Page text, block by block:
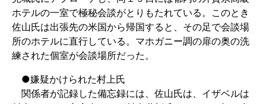
ホテルの一室で極秘会談がとりもたれている。このとき
佐山氏は出張先の米国から帰国すると、その足で会談場
所のホテルに直行している。マホガニー調の扉の奥の洗
練された個室が会談場所だった。
●嫌疑かけられた村上氏
関係者が記録した備忘録には、佐山氏は、イザベルは